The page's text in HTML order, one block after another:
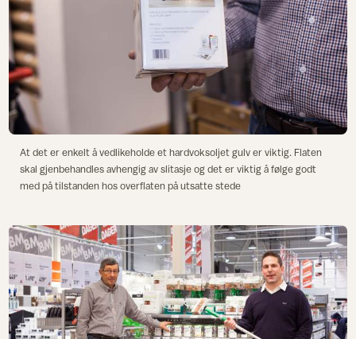
At det er enkelt å vedlikeholde et hardvoksoljet gulv er viktig. Flaten
skal gjenbehandles avhengig av slitasje og det er viktig å følge godt
med på tilstanden hos overflaten på utsatte stede